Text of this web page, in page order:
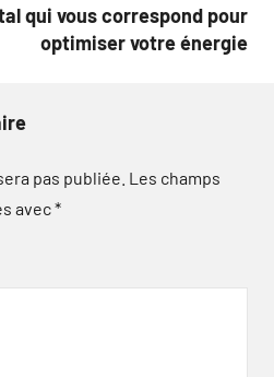
qui vous correspond pour
optimiser votre énergie
pas publiée. Les champs
avec*